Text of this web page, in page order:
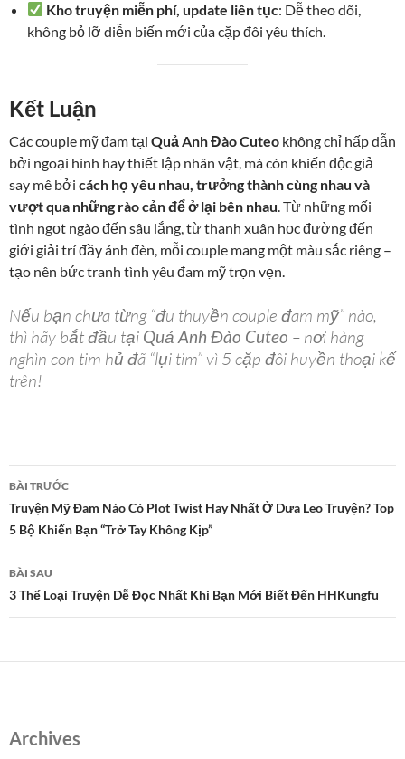
Kho truyện miễn phí, update liên tục: Dễ theo dõi,
không bỏ lỡ diễn biến mới của cặp đôi yêu thích.
Kết Luận
Các couple mỹ đam tại Quả Anh Đào Cuteo không chỉ hấp dẫn
bởi ngoại hình hay thiết lập nhân vật, mà còn khiến độc giả
say mê bởi cách họ yêu nhau, trưởng thành cùng nhau và
vượt qua những rào cản để ở lại bên nhau . Từ những mối
tình ngọt ngào đến sâu lắng, từ thanh xuân học đường đến
giới giải trí đầy ánh đèn, mỗi couple mang một màu sắc riêng –
tạo nên bức tranh tình yêu đam mỹ trọn vẹn.
Nếu bạn chưa từng “đu thuyền couple đam mỹ” nào,
thì hãy bắt đầu tại Quả Anh Đào Cuteo – nơi hàng
nghìn con tim hủ đã “lụi tim” vì 5 cặp đôi huyền thoại kể
trên!
Điều
hướng
bài
viết
BÀI TRƯỚC
Truyện Mỹ Đam Nào Có Plot Twist Hay Nhất Ở Dưa Leo Truyện? Top
5 Bộ Khiến Bạn “Trở Tay Không Kịp”
BÀI SAU
3 Thể Loại Truyện Dễ Đọc Nhất Khi Bạn Mới Biết Đến HHKungfu
Archives